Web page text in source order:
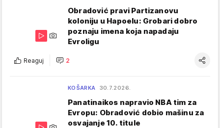
Obradović pravi Partizanovu
koloniju u Hapoelu: Grobari dobro
poznaju imena koja napadaju
Evroligu
Reaguj 2
KOŠARKA 30.7.2026.
Panatinaikos napravio NBA tim za
Evropu: Obradović dobio mašinu za
osvajanje 10. titule